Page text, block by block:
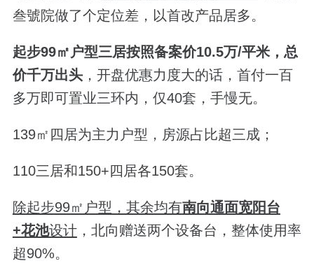
叁號院做了个定位差，以首改产品居多。
起步99㎡户型三居按照备案价10.5万/平米，总
价千万出头，开盘优惠力度大的话， 首付一百
多万即可置业三环内 ， 仅40套， 手慢无。
139㎡四居为主力户型，房源占比超三成；
110三居和150+四居各150套。
除起步99㎡户型，其余均有南向通面宽阳台
+花池设计，北向赠送两个设备台，整体使用率
超90%。